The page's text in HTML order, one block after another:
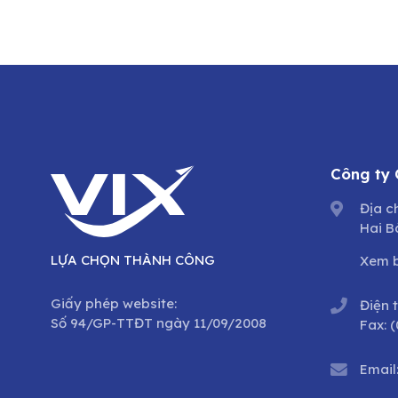
LỰA CHỌN THÀNH CÔNG
Giấy phép website:
Số 94/GP-TTĐT ngày 11/09/2008
Công ty
Địa
Hai
Xem
Điện
Fax: